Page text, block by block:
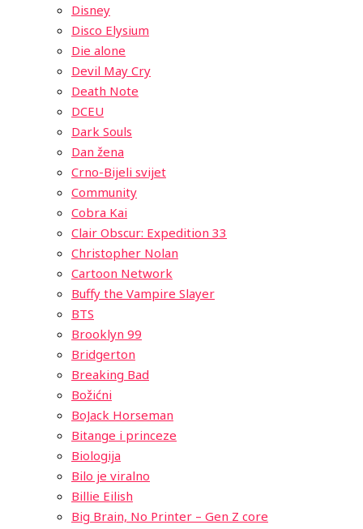
Disney
Disco Elysium
Die alone
Devil May Cry
Death Note
DCEU
Dark Souls
Dan žena
Crno-Bijeli svijet
Community
Cobra Kai
Clair Obscur: Expedition 33
Christopher Nolan
Cartoon Network
Buffy the Vampire Slayer
BTS
Brooklyn 99
Bridgerton
Breaking Bad
Božićni
BoJack Horseman
Bitange i princeze
Biologija
Bilo je viralno
Billie Eilish
Big Brain, No Printer – Gen Z core